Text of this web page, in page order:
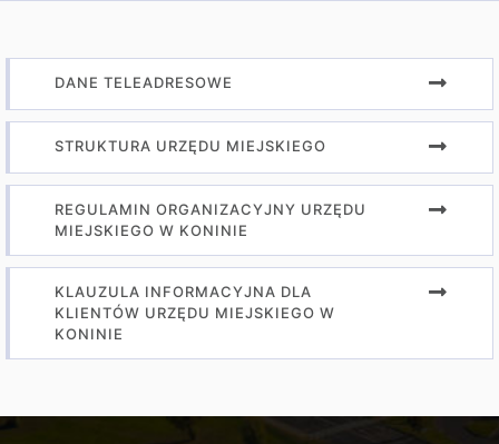
DANE TELEADRESOWE
STRUKTURA URZĘDU MIEJSKIEGO
REGULAMIN ORGANIZACYJNY URZĘDU
MIEJSKIEGO W KONINIE
KLAUZULA INFORMACYJNA DLA
KLIENTÓW URZĘDU MIEJSKIEGO W
KONINIE